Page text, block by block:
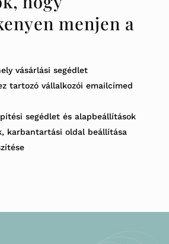
menjen a
vásárlási segédlet
tartozó vállalkozói emailcímed
segédletés alapbeállítások
karbantartási oldal beállítása